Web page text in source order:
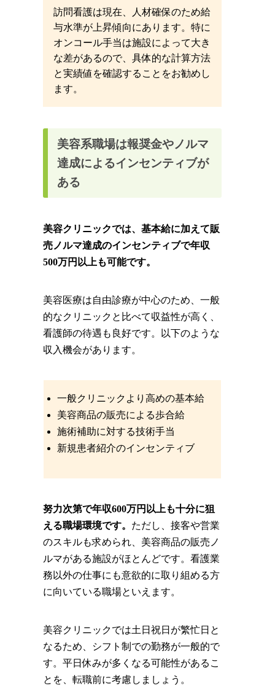
訪問看護は現在、人材確保のため給
与水準が上昇傾向にあります。特に
オンコール手当は施設によって大き
な差があるので、具体的な計算方法
と実績値を確認することをお勧めし
ます。
美容系職場は報奨金やノルマ
達成によるインセンティブが
ある
美容クリニックでは、基本給に加えて販
売ノルマ達成のインセンティブで年収
500万円以上も可能です。
美容医療は自由診療が中心のため、一般
的なクリニックと比べて収益性が高く、
看護師の待遇も良好です。以下のような
収入機会があります。
一般クリニックより高めの基本給
美容商品の販売による歩合給
施術補助に対する技術手当
新規患者紹介のインセンティブ
努力次第で年収600万円以上も十分に狙
える職場環境です。 ただし、接客や営業
のスキルも求められ、美容商品の販売ノ
ルマがある施設がほとんどです。看護業
務以外の仕事にも意欲的に取り組める方
に向いている職場といえます。
美容クリニックでは土日祝日が繁忙日と
なるため、シフト制での勤務が一般的で
す。平日休みが多くなる可能性があるこ
とを、転職前に考慮しましょう。